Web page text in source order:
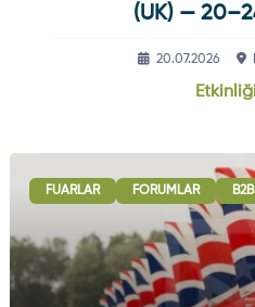
(UK) —
20.07.2026
FUARLAR FORUMLAR